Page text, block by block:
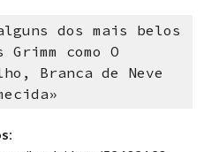
dos mais belos
como O
Branca de Neve